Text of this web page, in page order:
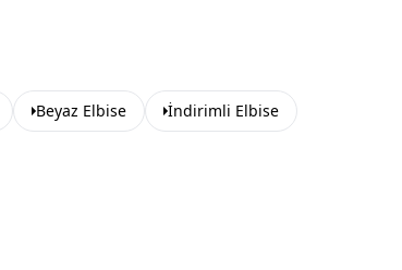
Beyaz Elbise İndirimli Elbise